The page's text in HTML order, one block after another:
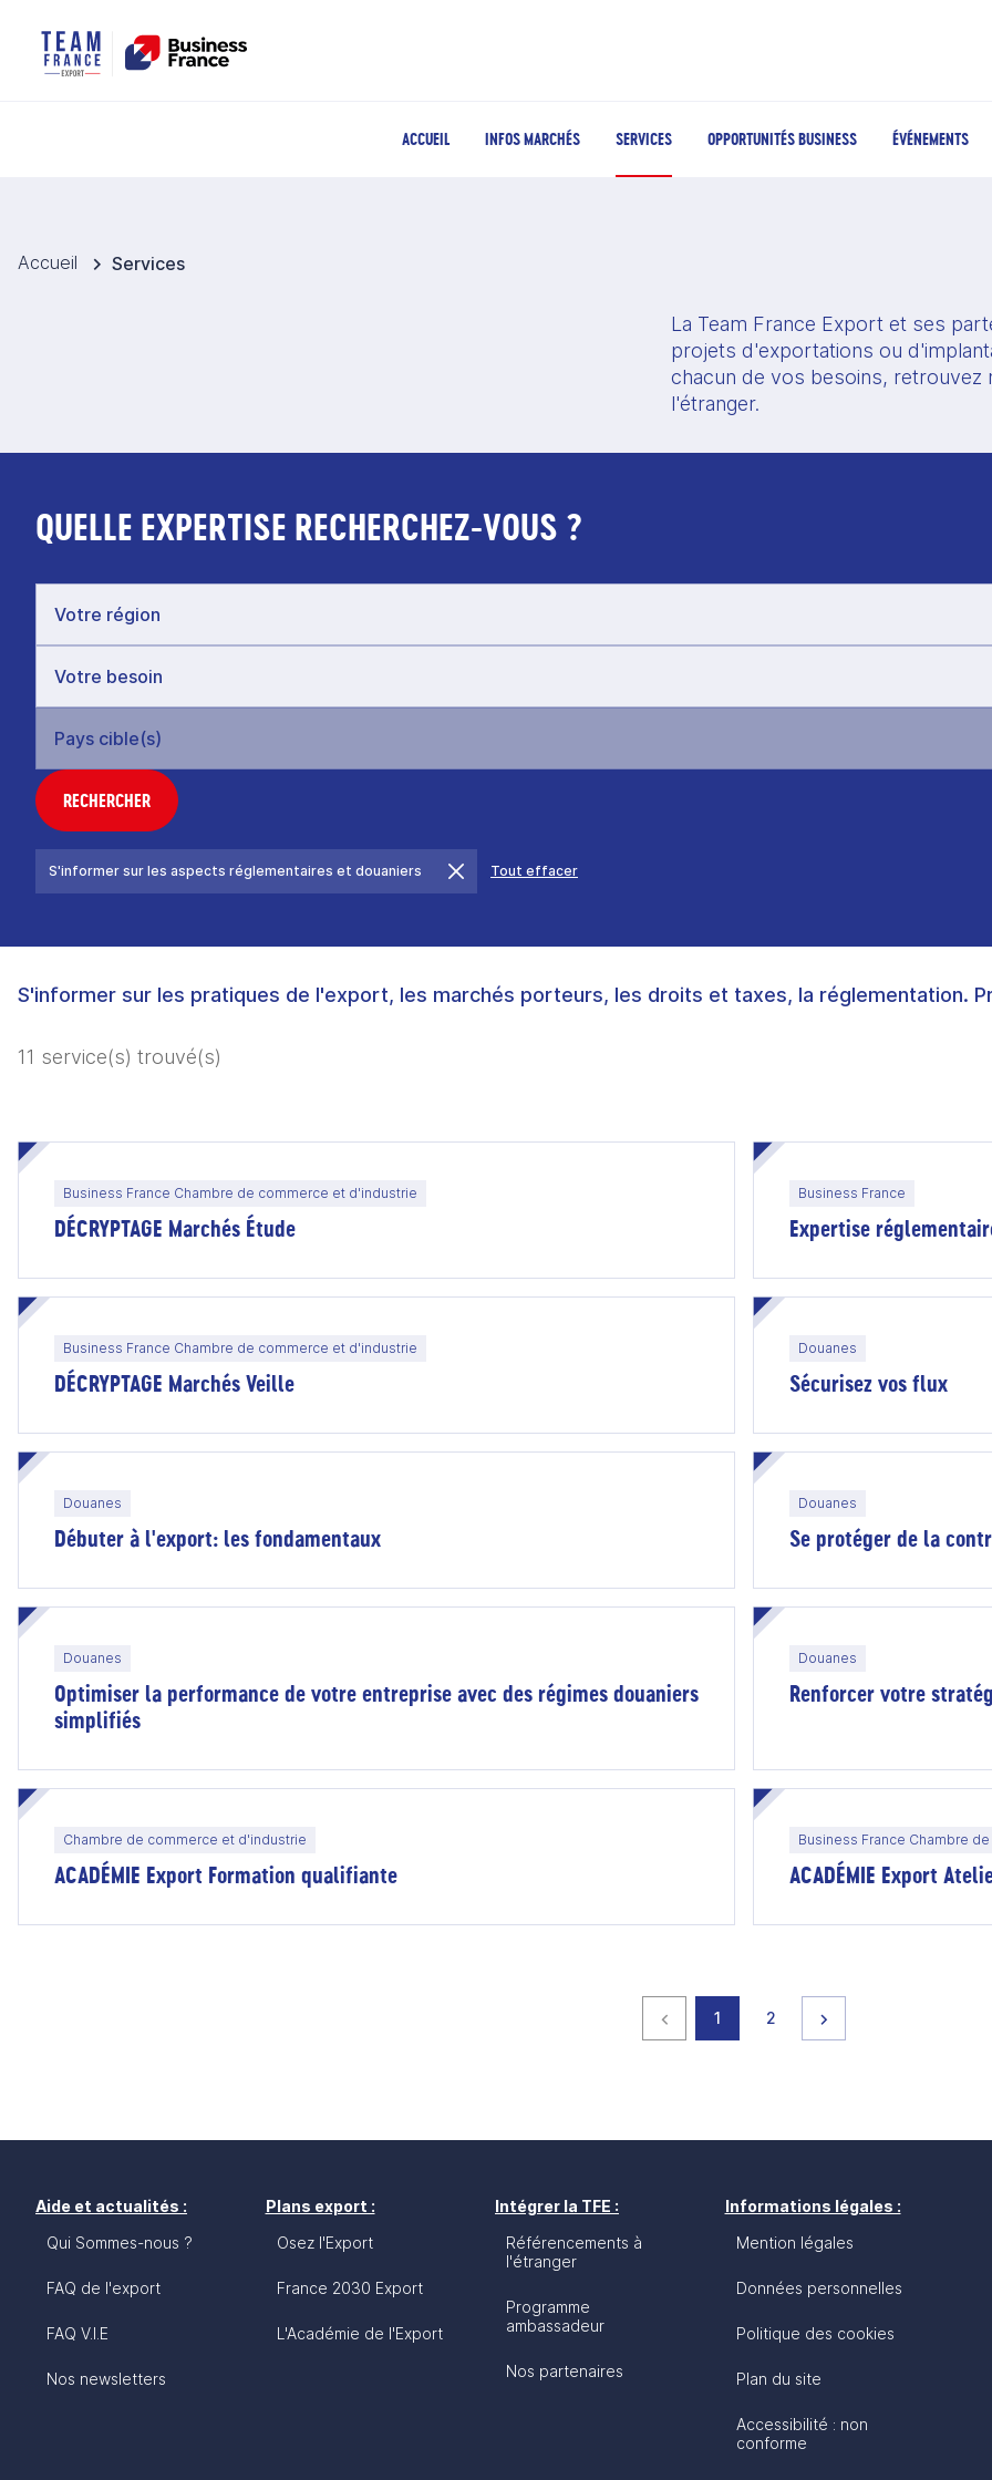
ACCUEIL INFOS MARCHÉS SERVICES OPPORTUNITÉS BUSINESS ÉVÉNEMENTS
Accueil Services
La Team France Export et ses
projets d'exportations ou
chacun de vos besoins, retrouvez
l'étranger.
QUELLE EXPERTISE RECHERCHEZ-VOUS ?
RECHERCHER
S'informer sur les aspects réglementaires et douaniers Tout effacer
S'informer sur les pratiques de l'export, les marchés porteurs, les droits et taxes, la réglementation.
11 service(s) trouvé(s)
Business France Chambre de commerce et d'industrie
DÉCRYPTAGE Marchés Étude
Business France
Expertise
Business France Chambre de commerce et d'industrie
DÉCRYPTAGE Marchés Veille
Douanes
Sécurisez vos flux
Douanes
Débuter à l'export: les fondamentaux
Douanes
Se protéger de la
Douanes
Optimiser la performance de votre entreprise avec des régimes douaniers
simplifiés
Douanes
Renforcer votre
Chambre de commerce et d'industrie
ACADÉMIE Export Formation qualifiante
Business France Chambre
ACADÉMIE Export
Page précédente
page
1 page
2
Aide et actualités :
Qui Sommes-nous ?
FAQ de l'export
FAQ V.I.E
Nos newsletters
Plans export :
Osez l'Export
France 2030 Export
L'Académie de l'Export
Intégrer la TFE :
Référencements à
l'étranger
Programme
ambassadeur
Nos partenaires
Informations légales :
Mention légales
Données personnelles
Politique des cookies
Plan du site
Accessibilité : non
conforme